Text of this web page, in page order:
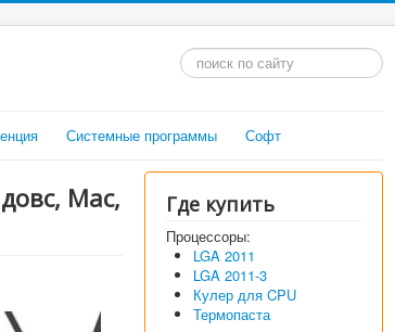
Искать...
Системные программы Софт
Mac,
Где купить
Процессоры:
LGA 2011
LGA 2011-3
Кулер для CPU
Термопаста